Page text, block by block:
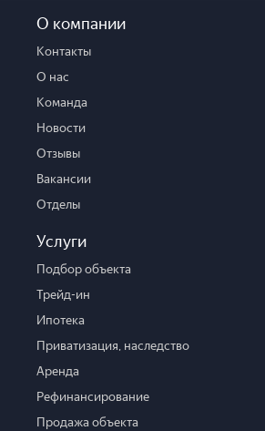
О компании
Контакты
О нас
Команда
Новости
Отзывы
Вакансии
Отделы
Услуги
Подбор объекта
Трейд-ин
Ипотека
Приватизация, наследство
Аренда
Рефинансирование
Продажа объекта